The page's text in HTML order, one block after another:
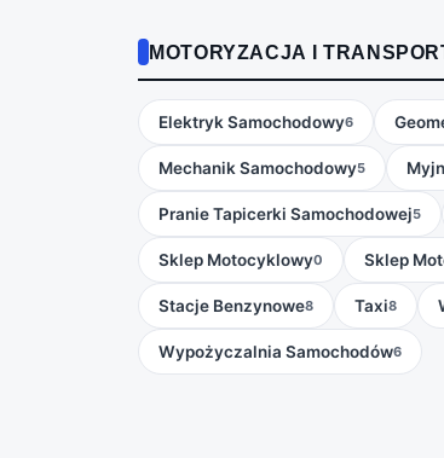
MOTORYZACJA I
Elektryk Samochodowy6
Mechanik Samochodowy5
Pranie Tapicerki Samochodowej5
Sklep Motocyklowy0 Sklep
Stacje Benzynowe8 Taxi8
Wypożyczalnia Samochodów6